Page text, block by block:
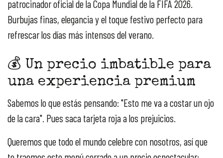
patrocinador oficial de la Copa Mundial de la FIFA 2026.
Burbujas finas, elegancia y el toque festivo perfecto para
refrescar los días más intensos del verano.
💰 Un precio imbatible para
una experiencia premium
Sabemos lo que estás pensando: "Esto me va a costar un ojo
de la cara". Pues saca tarjeta roja a los prejuicios.
Queremos que todo el mundo celebre con nosotros, así que